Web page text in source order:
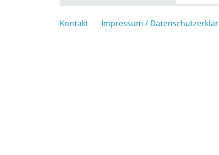
Kontakt Impressum /